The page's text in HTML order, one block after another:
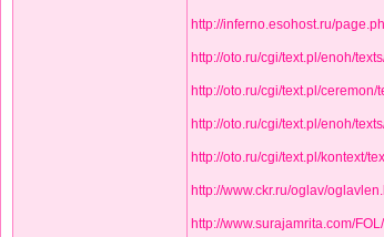
http://inferno.esohost.ru/
http://oto.ru/cgi/text.pl/enoh/
http://oto.ru/cgi/text.pl/ceremon/
http://oto.ru/cgi/text.pl/enoh/
http://oto.ru/cgi/text.pl/kontext/
http://www.ckr.ru/oglav/
http://www.surajamrita.com/